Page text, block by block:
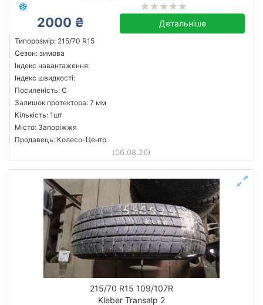
2000 ₴ Детальніше
Типорозмір: 215/70 R15
Сезон: зимова
Індекс навантаження:
Індекс швидкості:
Посиленість: C
Залишок протектора: 7 мм
Кількість: 1шт
Місто: Запоріжжя
Продавець: Колесо-Центр
(06.08.26)
215/70 R15 109/107R
Kleber Transalp 2